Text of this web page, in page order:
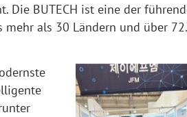
Die BUTECH ist eine der
als 30 Ländern und über